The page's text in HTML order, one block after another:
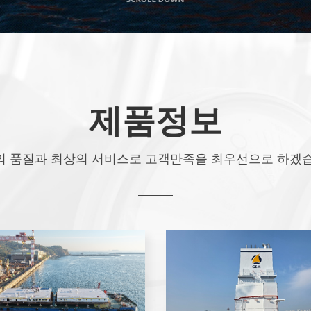
제품정보
품질과 최상의 서비스로 고객만족을 최우선으로 하겠